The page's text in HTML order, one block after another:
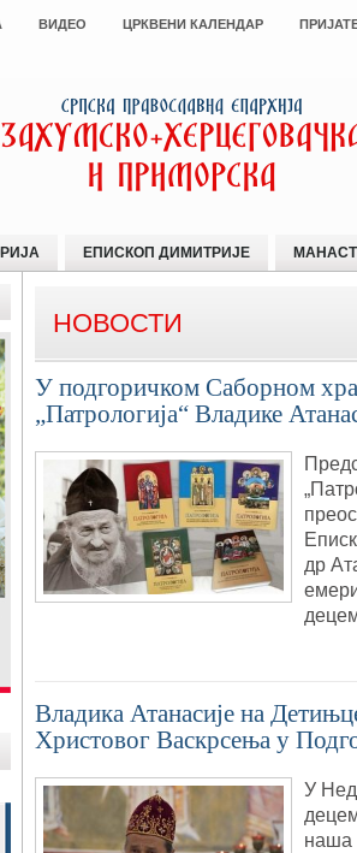
ВИДЕО ЦРКВЕНИ КАЛЕНДАР
ЕПИСКОП ДИМИТРИЈЕ
НОВОСТИ
У подгоричком Саборном
„Патрологија“ Владике
др
Владика Атанасије на
Христовог Васкрсења у
У
наша